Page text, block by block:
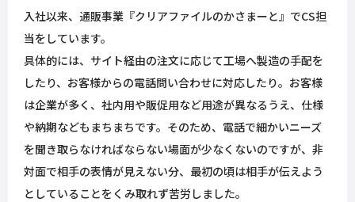
入社以来、通販事業『クリアファイルのかさまーと』でCS担
当をしています。
具体的には、サイト経由の注文に応じて工場へ製造の手配を
したり、お客様からの電話問い合わせに対応したり。お客様
は企業が多く、社内用や販促用など用途が異なるうえ、仕様
や納期などもまちまちです。そのため、電話で細かいニーズ
を聞き取らなければならない場面が少なくないのですが、非
対面で相手の表情が見えない分、最初の頃は相手が伝えよう
としていることをくみ取れず苦労しました。